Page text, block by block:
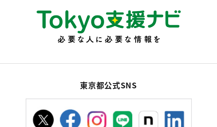
東京都公式SNS